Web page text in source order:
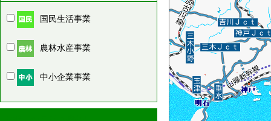
国民生活事業
農林水産事業
中小企業事業